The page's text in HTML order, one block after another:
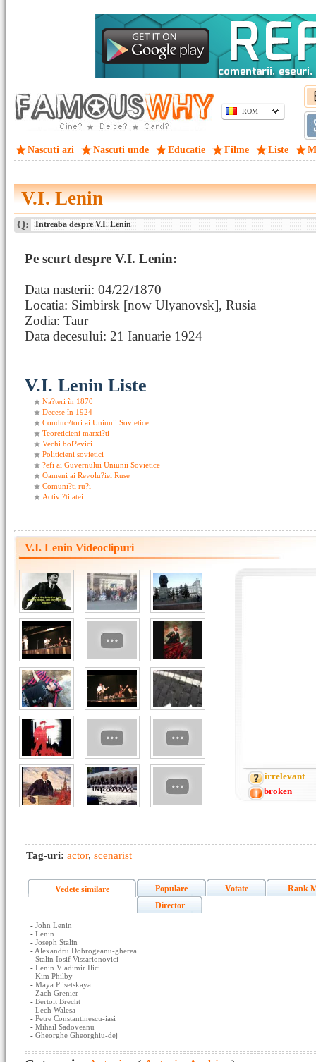
ROM
Nascuti azi Nascuti unde Educatie Filme Liste
V.I. Lenin
Q: Intreaba despre V.I. Lenin
Pe scurt despre V.I. Lenin:
Data nasterii: 04/22/1870
Locatia: Simbirsk [now Ulyanovsk], Rusia
Zodia: Taur
Data decesului: 21 Ianuarie 1924
V.I. Lenin Liste
Na?teri în 1870
Decese în 1924
Conduc?tori ai Uniunii Sovietice
Teoreticieni marxi?ti
Vechi bol?evici
Politicieni sovietici
?efi ai Guvernului Uniunii Sovietice
Oameni ai Revolu?iei Ruse
Comuni?ti ru?i
Activi?ti atei
V.I. Lenin Videoclipuri
irrelevant
broken
Tag-uri: actor, scenarist
Vedete similare Populare Votate
Rank
Director
- John Lenin
- Lenin
- Joseph Stalin
- Alexandru Dobrogeanu-gherea
- Stalin Iosif Vissarionovici
- Lenin Vladimir Ilici
- Kim Philby
- Maya Plisetskaya
- Zach Grenier
- Bertolt Brecht
- Lech Walesa
- Petre Constantinescu-iasi
- Mihail Sadoveanu
- Gheorghe Gheorghiu-dej